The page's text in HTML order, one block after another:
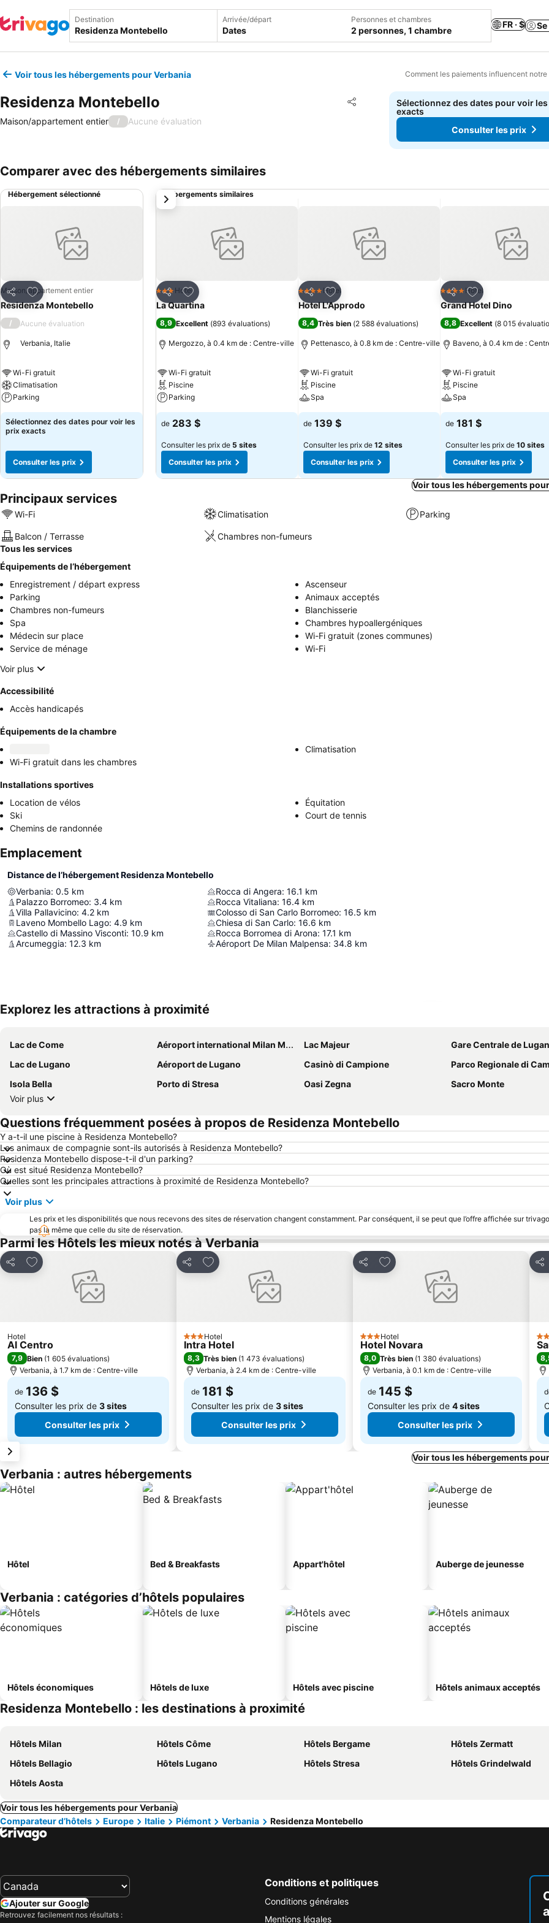
Destination Arrivée/départ
Dates
Personnes et chambres
2 personnes, 1 chambre
FR · $
Voir tous les hébergements pour Verbania Comment les paiements influencent
Residenza Montebello Partager
Ajouter à mes favoris
Maison/appartement entier / Aucune évaluation
Sélectionnez des dates pour voir
exacts
Consulter les prix
Comparer avec des hébergements similaires
Hébergement sélectionné
Partager
Ajouter à mes favoris
Maison/appartement entier
Residenza Montebello
/ Aucune évaluation
Verbania, Italie
Wi-Fi gratuit
Climatisation
Parking
Sélectionnez des dates pour voir les
prix exacts
Consulter les prix
Hébergements similaires
Partager
Ajouter à mes favoris
3 ÉtoilesHotel
La Quartina
8,9 Excellent (893 évaluations)
Mergozzo, à 0.4 km de : Centre-ville
Wi-Fi gratuit
Piscine
Parking
de 283 $
Consulter les prix de 5 sites
Consulter les prix
Partager
Ajouter à mes favoris
4 ÉtoilesHotel
Hotel L'Approdo
8,4 Très bien (2 588 évaluations)
Pettenasco, à 0.8 km de : Centre-ville
Wi-Fi gratuit
Piscine
Spa
de 139 $
Consulter les prix de 12 sites
Consulter les prix
Partager
Ajouter à mes
4 ÉtoilesHotel
Grand Hotel Dino
8,8 Excellent (8 015
Baveno, à 0.4 km de :
Wi-Fi gratuit
Piscine
Spa
de 181 $
Consulter les prix de 10 sites
Consulter les prix
suivant
Voir tous les hébergements
Principaux services
Wi-Fi Climatisation Parking
Balcon / Terrasse
Chambres non-fumeurs
Tous les services
Équipements de l’hébergement
Enregistrement / départ express
Ascenseur
Parking
Animaux acceptés
Chambres non-fumeurs
Blanchisserie
Spa
Chambres hypoallergéniques
Médecin sur place
Wi-Fi gratuit (zones communes)
Service de ménage
Wi-Fi
Voir plus
Accessibilité
Accès handicapés
Équipements de la chambre
Climatisation
Wi-Fi gratuit dans les chambres
Installations sportives
Location de vélos
Équitation
Ski
Court de tennis
Chemins de randonnée
Emplacement
Distance de l’hébergement Residenza Montebello
Verbania: 0.5 km
Palazzo Borromeo: 3.4 km
Villa Pallavicino: 4.2 km
Laveno Mombello Lago: 4.9 km
Castello di Massino Visconti: 10.9 km
Arcumeggia: 12.3 km
Rocca di Angera: 16.1 km
Rocca Vitaliana: 16.4 km
Colosso di San Carlo Borromeo: 16.5 km
Chiesa di San Carlo: 16.6 km
Rocca Borromea di Arona: 17.1 km
Aéroport De Milan Malpensa: 34.8 km
Explorez les attractions à proximité
Lac de Come Aéroport international Milan Malpensa - Silvio Berlusconi Lac Majeur
Gare Centrale de
Lac de Lugano
Aéroport de Lugano Casinò di Campione
Parco Regionale di
Isola Bella
Porto di Stresa Oasi Zegna
Sacro Monte
Voir plus
Questions fréquemment posées à propos de Residenza Montebello
Y a-t-il une piscine à Residenza Montebello?
Les animaux de compagnie sont-ils autorisés à Residenza Montebello?
Residenza Montebello dispose-t-il d'un parking?
Où est situé Residenza Montebello?
Quelles sont les principales attractions à proximité de Residenza Montebello?
Voir plus
Les prix et les disponibilités que nous recevons des sites de réservation changent constamment. Par conséquent, il se peut que l’offre affichée sur
pas la même que celle du site de réservation.
Parmi les Hôtels les mieux notés à Verbania
Partager
Ajouter à mes favoris
Hotel
Al Centro
7,9 Bien (1 605 évaluations)
Verbania, à 1.7 km de : Centre-ville
de 136 $
Consulter les prix de 3 sites
Consulter les prix
Partager
Ajouter à mes favoris
3 Étoiles
Hotel
Intra Hotel
8,3 Très bien (1 473 évaluations)
Verbania, à 2.4 km de : Centre-ville
de 181 $
Consulter les prix de 3 sites
Consulter les prix
Partager
Ajouter à mes favoris
3 Étoiles
Hotel
Hotel Novara
8,0 Très bien (1 380 évaluations)
Verbania, à 0.1 km de : Centre-ville
de 145 $
Consulter les prix de 4 sites
Consulter les prix
3
Voir tous les hébergements
Verbania : autres hébergements
Hôtel Bed & Breakfasts Appart'hôtel Auberge de jeunesse
Verbania : catégories d’hôtels populaires
Hôtels économiques Hôtels de luxe Hôtels avec piscine Hôtels animaux acceptés
Residenza Montebello : les destinations à proximité
Hôtels Milan Hôtels Côme Hôtels Bergame
Hôtels Zermatt
Hôtels Bellagio
Hôtels Lugano Hôtels Stresa
Hôtels Grindelwald
Hôtels Aosta
Voir tous les hébergements pour Verbania
Comparateur d’hôtels
Europe Italie Piémont Verbania Residenza Montebello
Ajouter sur Google
Retrouvez facilement nos résultats :
Conditions et politiques
Conditions générales
Mentions légales